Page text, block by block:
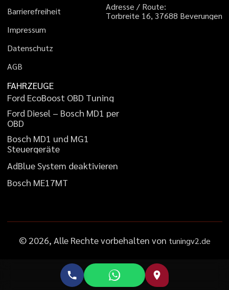
Barrierefreiheit
Impressum
Datenschutz
AGB
Adresse / Route:
Torbreite 16, 37688 Beverungen
FAHRZEUGE
Ford EcoBoost OBD Tuning
Ford Diesel – Bosch MD1 per
OBD
Bosch MD1 und MG1
Steuergeräte
AdBlueSystem deaktivieren
Bosch ME17MT
© 2026, Alle Rechte vorbehalten von tuningv2.de